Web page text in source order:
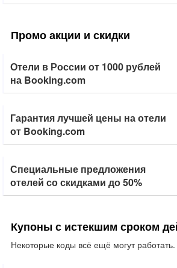
Промо акции и скидки
Отели в России от 1000 рублей
на Booking.com
Гарантия лучшей цены на отели
от Booking.com
Специальные предложения
отелей со скидками до 50%
Купоны с истекшим сроком
Некоторые коды всё ещё могут работать.